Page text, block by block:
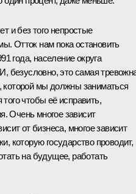
и без того непростые
Отток нам пока остановить
года, население округа
безусловно, это самая
которой мы должны заниматься
чтобы её исправить,
Очень многое зависит
от бизнеса, многое зависит
которую государство проводит,
на будущее, работать